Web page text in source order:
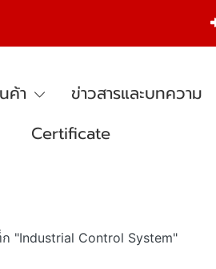
ค้า
ข่าวสารและบทความ
Certificate
"Industrial Control System"